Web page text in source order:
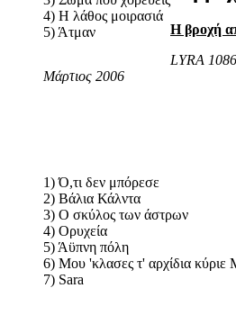
4) Η λάθος μοιρασιά
5) Άτμαν
Η βροχή
LYRA 1086
Μάρτιος 2006
1) Ό,τι δεν μπόρεσε
2) Βάλια Κάλντα
3) Ο σκύλος των άστρων
4) Ορυχεία
5) Άϋπνη πόλη
6) Μου 'κλασες τ' αρχίδια κύριε
7) Sara